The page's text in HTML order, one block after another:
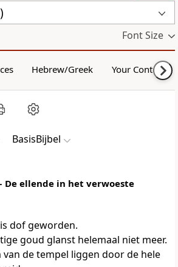
Font Size
Hebrew/Greek Your Content
BasisBijbel
De ellende in het verwoeste
dof geworden.
goud glanst helemaal niet meer.
van de tempel liggen door de hele